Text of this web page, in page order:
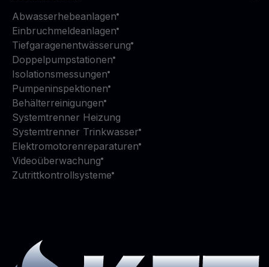
Abwasserhebeanlagen
Einbruchmeldeanlagen
Tiefgaragenentwässerung
Doppelpumpstationen
Isolationsmessungen
Pumpeninspektionen
Behälterreinigungen
Systemtrenner Heizung
Systemtrenner Trinkwasser
Elektromotorenreparaturen
Videoüberwachung
Zutrittkontrollsysteme